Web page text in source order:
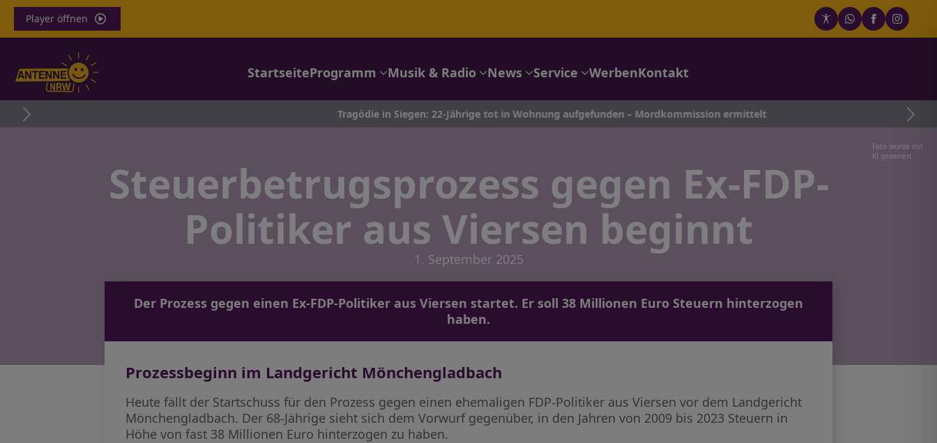
Player öffnen
StartseiteProgramm Musik & Radio News Service WerbenKontakt
Tragödie in Siegen: 22-Jährige tot in Wohnung aufgefunden – Mordkommission ermittelt
Foto wurde mit
KI generiert
Steuerbetrugsprozess gegen Ex-FDP-
Politiker aus Viersen beginnt
1. September 2025
Der Prozess gegen einen Ex-FDP-Politiker aus Viersen startet. Er soll 38 Millionen Euro Steuern hinterzogen
haben.
Prozessbeginn im Landgericht Mönchengladbach
Heute fällt der Startschuss für den Prozess gegen einen ehemaligen FDP-Politiker aus Viersen vor dem Landgericht
Mönchengladbach. Der 68-Jährige sieht sich dem Vorwurf gegenüber, in den Jahren von 2009 bis 2023 Steuern in
Höhe von fast 38 Millionen Euro hinterzogen zu haben.